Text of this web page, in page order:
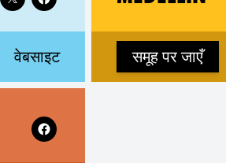
वेबसाइट(new window)समूह पर जाएँ
Follow XR Quindio on